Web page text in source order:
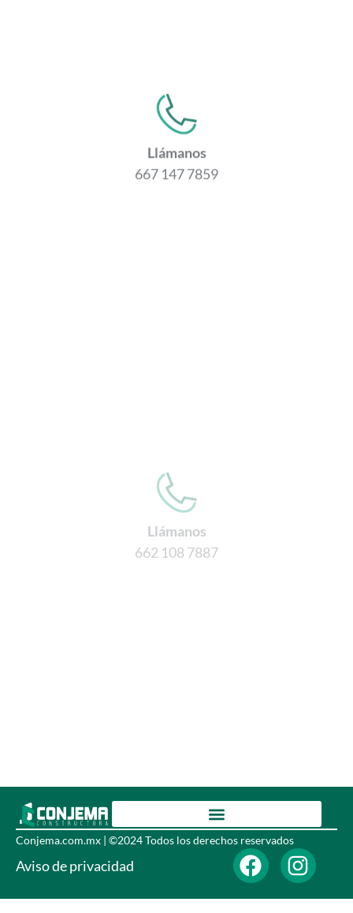
Llámanos
667 147 7859
Llámanos
662 108 7887
Conjema.com.mx | ©2024 Todos los derechos reservados
Aviso de privacidad